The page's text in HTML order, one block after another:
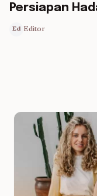
Persiapan
Ed Editor